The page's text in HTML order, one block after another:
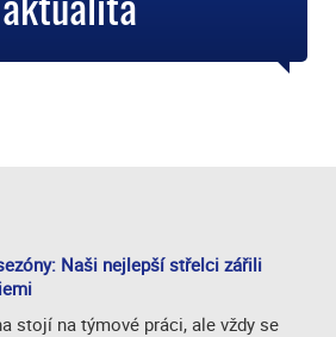
aktualita
Naši nejlepší střelci zářili
stojí na týmové práci, ale vždy se